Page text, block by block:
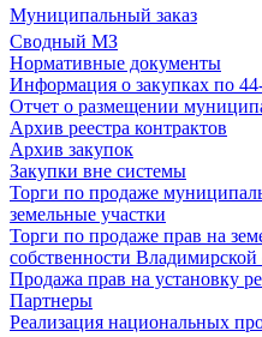
Муниципальный заказ
Сводный МЗ
Нормативные документы
Информация о закупках по
Отчет о размещении
Архив реестра контрактов
Архив закупок
Закупки вне системы
Торги по продаже
земельные участки
Торги по продаже прав на
собственности Владимирской
Продажа прав на установку
Партнеры
Реализация национальных